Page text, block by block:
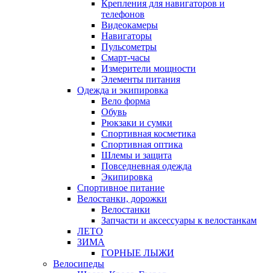
Крепления для навигаторов и
телефонов
Видеокамеры
Навигаторы
Пульсометры
Смарт-часы
Измерители мощности
Элементы питания
Одежда и экипировка
Вело форма
Обувь
Рюкзаки и сумки
Спортивная косметика
Спортивная оптика
Шлемы и защита
Повседневная одежда
Экипировка
Спортивное питание
Велостанки, дорожки
Велостанки
Запчасти и аксессуары к велостанкам
ЛЕТО
ЗИМА
ГОРНЫЕ ЛЫЖИ
Велосипеды